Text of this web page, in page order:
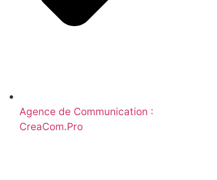
Agence de Communication :
CreaCom.Pro